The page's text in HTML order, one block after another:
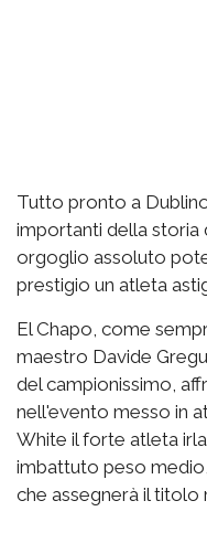
Tutto pronto a
importanti della storia
orgoglio assoluto
prestigio un atleta
El Chapo, come
maestro Davide
del campionissimo,
nell'evento messo in
White il forte atleta
imbattuto peso
che assegnerà il titolo